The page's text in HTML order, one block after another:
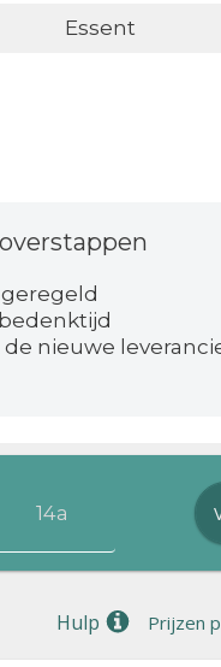
Essent
overstappen
nieuwe
Hulp Prijzen